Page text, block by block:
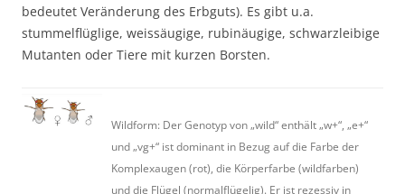
bedeutet Veränderung des Erbguts). Es gibt u.a.
stummelflüglige, weissäugige, rubinäugige, schwarzleibige
Mutanten oder Tiere mit kurzen Borsten.
Wildform: Der Genotyp von „wild“ enthält „w+“, „e+“
und „vg+“ ist dominant in Bezug auf die Farbe der
Komplexaugen (rot), die Körperfarbe (wildfarben)
und die Flügel (normalflügelig). Er ist rezessiv in